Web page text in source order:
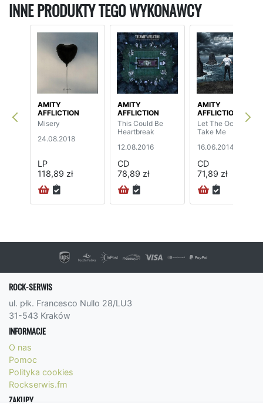
INNE PRODUKTY TEGO WYKONAWCY
AMITY
AFFLICTION
Misery
24.08.2018
LP
118,89 zł
AMITY
AFFLICTION
This Could Be
Heartbreak
12.08.2016
CD
78,89 zł
AMITY
AFFLICTION
Let The Ocean
Take Me
16.06.2014
CD
71,89 zł
ROCK-SERWIS
ul. płk. Francesco Nullo 28/LU3
31-543 Kraków
INFORMACJE
O nas
Pomoc
Polityka cookies
Rockserwis.fm
ZAKUPY